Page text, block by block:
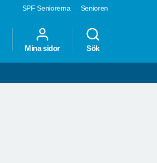
SPF Seniorerna Senioren
Mina sidor Sök